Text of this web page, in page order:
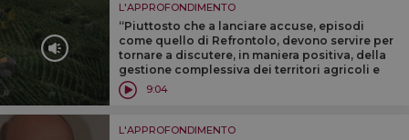
L'APPROFONDIMENTO
“Piuttosto che a lanciare accuse, episodi
come quello di Refrontolo, devono servire per
tornare a discutere, in maniera positiva, della
gestione complessiva dei territori agricoli e
vitivinicoli”. Così a WineNews il professor
Attilio Scienza
9:04
L'APPROFONDIMENTO